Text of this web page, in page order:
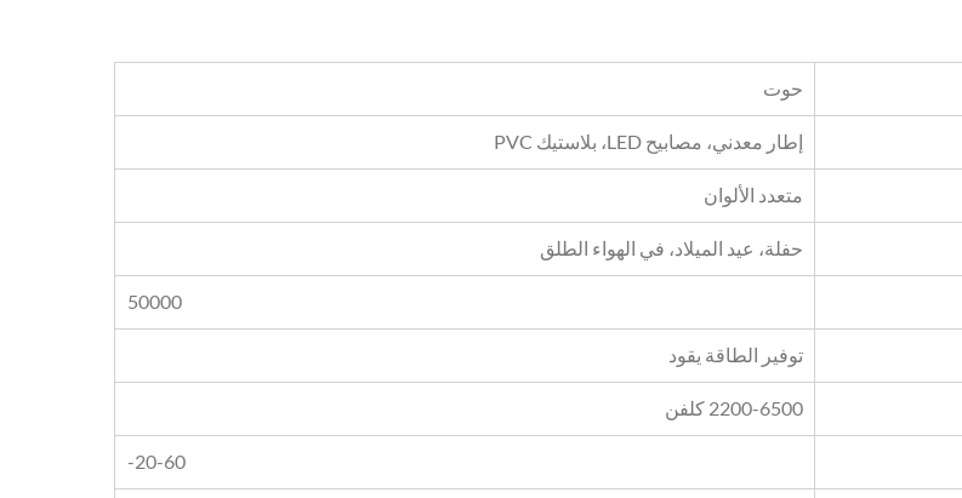
حوت
إطار معدني، مصابيح LED، بلاستيك PVC
متعدد الألوان
حفلة، عيد الميلاد، في الهواء الطلق
50000
توفير الطاقة يقود
2200-6500 كلفن
-20-60